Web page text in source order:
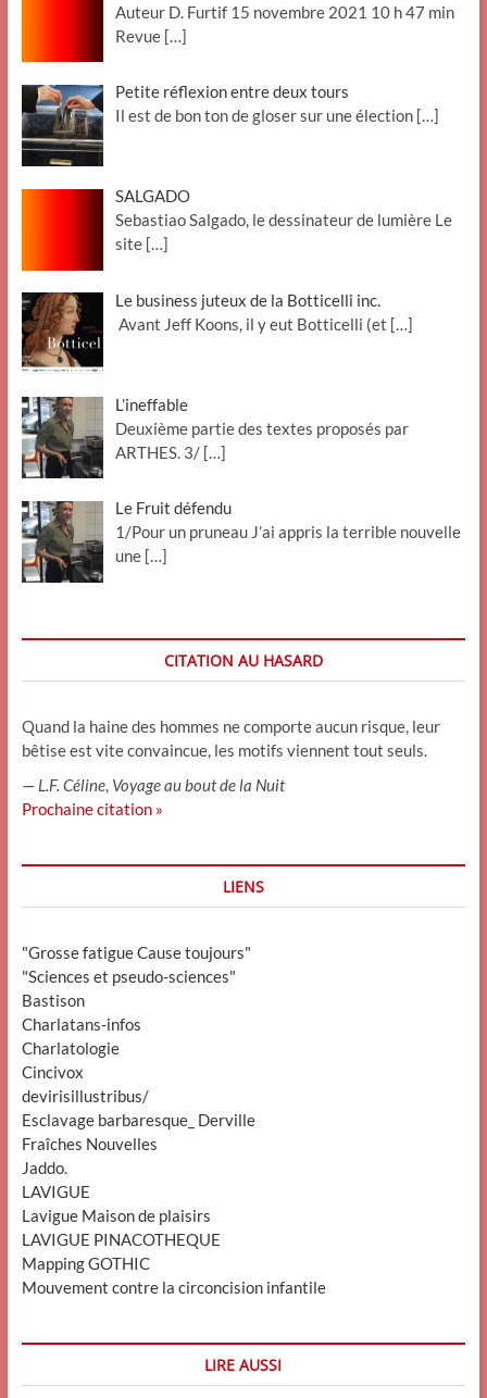
Auteur D. Furtif 15 novembre 2021 10 h 47 min
Revue […]
Petite réflexion entre deux tours
Il est de bon ton de gloser sur une élection […]
SALGADO
Sebastiao Salgado, le dessinateur de lumière Le
site […]
Le business juteux de la Botticelli inc.
Avant Jeff Koons, il y eut Botticelli (et […]
L’ineffable
Deuxième partie des textes proposés par
ARTHES. 3/ […]
Le Fruit défendu
1/Pour un pruneau J’ai appris la terrible nouvelle
une […]
CITATION AU HASARD
Quand la haine des hommes ne comporte aucun risque, leur
bêtise est vite convaincue, les motifs viennent tout seuls.
— L.F. Céline, Voyage au bout de la Nuit
Prochaine citation »
LIENS
"Grosse fatigue Cause toujours"
"Sciences et pseudo-sciences"
Bastison
Charlatans-infos
Charlatologie
Cincivox
devirisillustribus/
Esclavage barbaresque_ Derville
Fraîches Nouvelles
Jaddo.
LAVIGUE
Lavigue Maison de plaisirs
LAVIGUE PINACOTHEQUE
Mapping GOTHIC
Mouvement contre la circoncision infantile
LIRE AUSSI